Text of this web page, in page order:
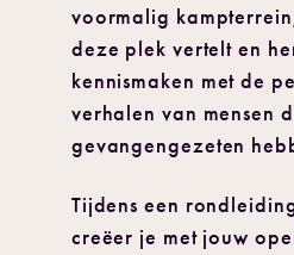
voormalig
deze plek vertelt en
kennismaken met de
verhalen van mensen
gevangengezeten
Tijdens een
creëer je met jouw